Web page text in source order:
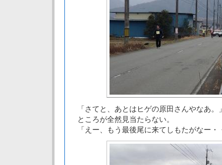
「さてと、あとはヒゲの原田さんやなあ。
ところが全然見当たらない。
「えー、もう最後尾に来てしもたがなー・